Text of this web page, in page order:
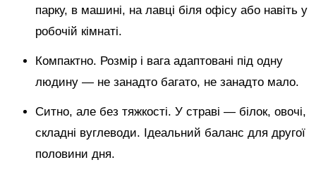
парку, в машині, на лавці біля офісу або навіть у
робочій кімнаті.
Компактно. Розмір і вага адаптовані під одну
людину — не занадто багато, не занадто мало.
Ситно, але без тяжкості. У страві — білок, овочі,
складні вуглеводи. Ідеальний баланс для другої
половини дня.